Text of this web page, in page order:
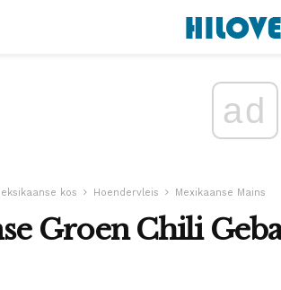
ad
kos Hoendervleis Mexikaanse Mains
Groen Chili